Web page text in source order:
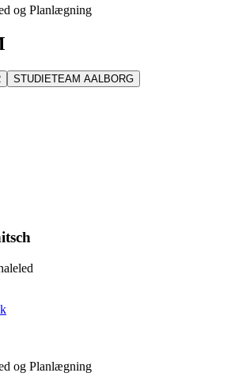
og Planlægning
STUDIETEAM AALBORG
og Planlægning